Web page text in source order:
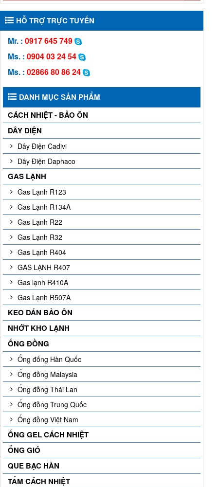
HỖ TRỢ TRỰC TUYẾN
Mr. : 0917 645 749
Ms. : 0904 03 24 54
Ms. : 02866 80 86 24
DANH MỤC SẢN PHẨM
CÁCH NHIỆT - BẢO ÔN
DÂY DIỆN
Dây Điện Cadivi
Dây Điện Daphaco
GAS LẠNH
Gas Lạnh R123
Gas Lạnh R134A
Gas Lạnh R22
Gas Lạnh R32
Gas Lạnh R404
GAS LẠNH R407
Gas lạnh R410A
Gas Lạnh R507A
KEO DÁN BẢO ÔN
NHỚT KHO LẠNH
ỐNG ĐỒNG
Ống đống Hàn Quốc
Ống đồng Malaysia
Ống đồng Thái Lan
Ống đồng Trung Quốc
Ống đồng Việt Nam
ỐNG GEL CÁCH NHIỆT
ỐNG GIÓ
QUE BẠC HÀN
TẤM CÁCH NHIỆT